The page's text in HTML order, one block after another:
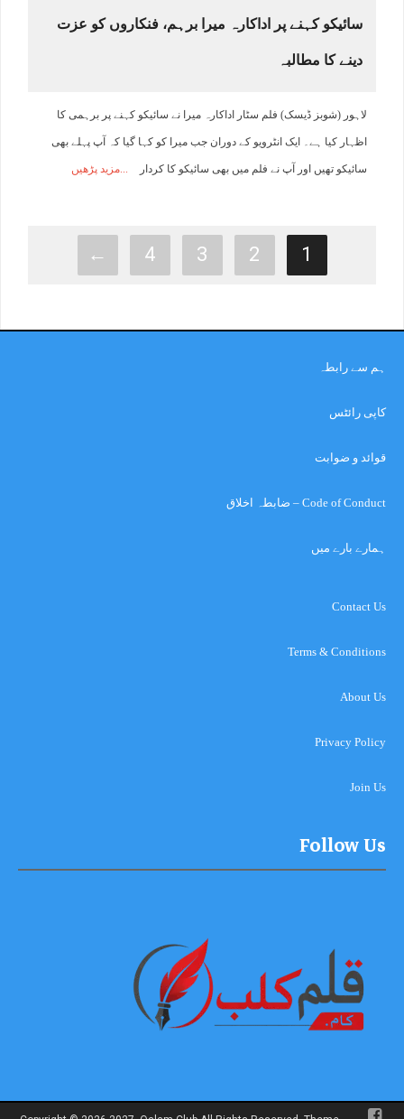
سائیکو کہنے پر اداکارہ میرا برہم، فنکاروں کو عزت
دینے کا مطالبہ
لاہور (شوبز ڈیسک) فلم سٹار اداکارہ میرا نے سائیکو کہنے پر برہمی کا
اظہار کیا ہے۔ ایک انٹرویو کے دوران جب میرا کو کہا گیا کہ آپ پہلے بھی
سائیکو تھیں اور آپ نے فلم میں بھی سائیکو کا کردار مزید پڑھیں
1
2
3
4
←
ہم سے رابطہ
کاپی رائٹس
قوائد و ضوابت
Code of Conduct – ضابطہ اخلاق
ہمارے بارے میں
Contact Us
Terms & Conditions
About Us
Privacy Policy
Join Us
Follow Us